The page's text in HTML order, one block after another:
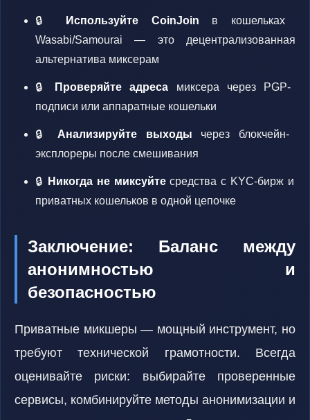
🔒 Используйте CoinJoin в кошельках
Wasabi/Samourai — это децентрализованная
альтернатива миксерам
🔒 Проверяйте адреса миксера через PGP-
подписи или аппаратные кошельки
🔒 Анализируйте выходы через блокчейн-
эксплореры после смешивания
🔒 Никогда не миксуйтесредства с KYC-бирж и
приватных кошельков в одной цепочке
Заключение: Баланс между
анонимностью и
безопасностью
Приватные микшеры — мощный инструмент, но
требуют технической грамотности. Всегда
оценивайте риски: выбирайте проверенные
сервисы, комбинируйте методы анонимизации и